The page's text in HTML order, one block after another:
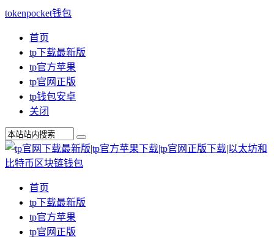
tokenpocket钱包
首页
tp下载最新版
tp官方苹果
tp官网正版
tp钱包安卓
关闭
首页
tp下载最新版
tp官方苹果
tp官网正版